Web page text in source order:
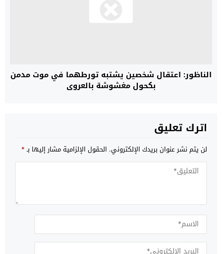
الناظور: اعتقال شخصين يشتبه تورطهما في موت مدمن
بكحول مغشوشة بالعروي
اترك تعليق
لن يتم نشر عنوان بريدك الإلكتروني. الحقول الإلزامية مشار إليها بـ*